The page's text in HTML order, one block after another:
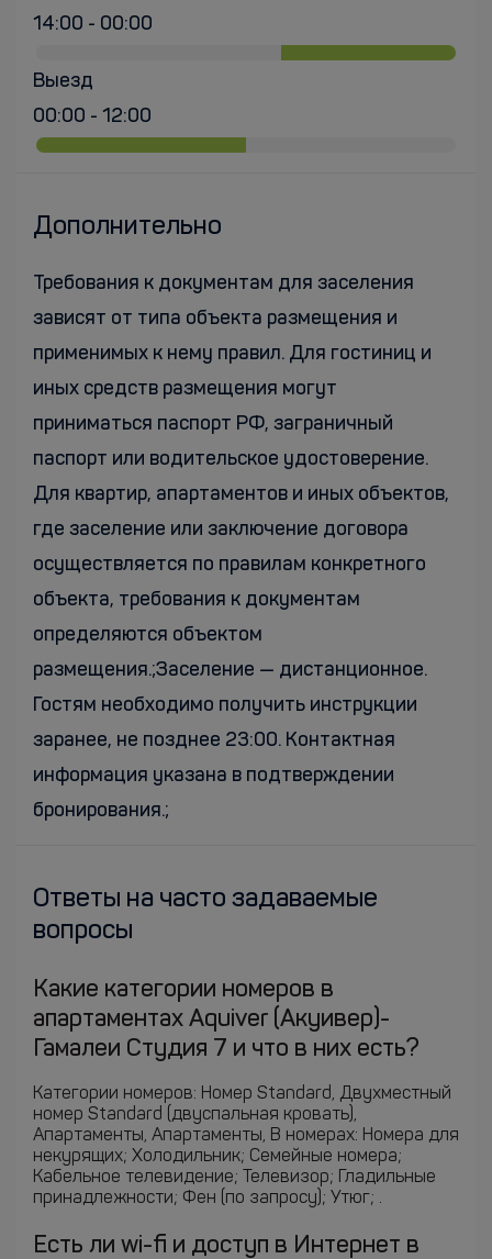
14:00 - 00:00
Выезд
00:00 - 12:00
Дополнительно
Требования к документам для заселения
зависят от типа объекта размещения и
применимых к нему правил. Для гостиниц и
иных средств размещения могут
приниматься паспорт РФ, заграничный
паспорт или водительское удостоверение.
Для квартир, апартаментов и иных объектов,
где заселение или заключение договора
осуществляется по правилам конкретного
объекта, требования к документам
определяются объектом
размещения.;Заселение — дистанционное.
Гостям необходимо получить инструкции
заранее, не позднее 23:00. Контактная
информация указана в подтверждении
бронирования.;
Ответы на часто задаваемые
вопросы
Какие категории номеров в
апартаментах Aquiver (Акуивер)-
Гамалеи Студия 7 и что в них есть?
Категории номеров: Номер Standard, Двухместный
номер Standard (двуспальная кровать),
Апартаменты, Апартаменты, В номерах: Номера для
некурящих; Холодильник; Семейные номера;
Кабельное телевидение; Телевизор; Гладильные
принадлежности; Фен (по запросу); Утюг; .
Есть ли wi-fi и доступ в Интернет в